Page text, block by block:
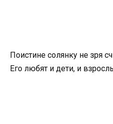
Поистине солянку не зря
Его любят и дети, и